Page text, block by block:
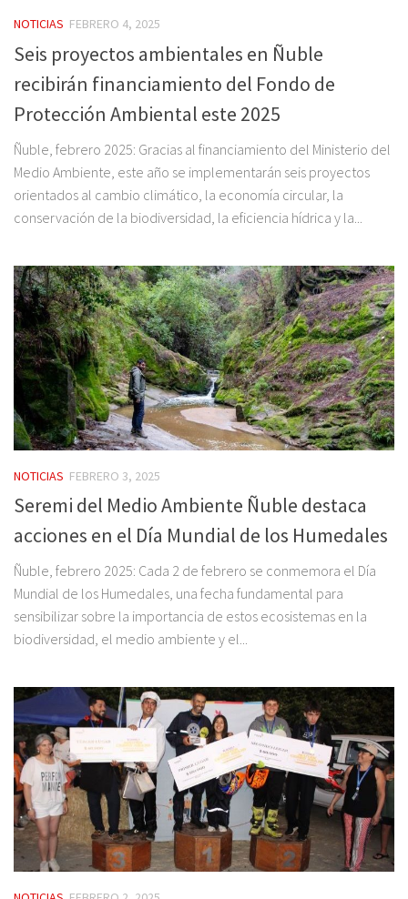
NOTICIAS FEBRERO 4, 2025
Seis proyectos ambientales en Ñuble
recibirán financiamiento del Fondo de
Protección Ambiental este 2025
Ñuble, febrero 2025: Gracias al financiamiento del Ministerio del
Medio Ambiente, este año se implementarán seis proyectos
orientados al cambio climático, la economía circular, la
conservación de la biodiversidad, la eficiencia hídrica y la...
NOTICIAS FEBRERO 3, 2025
Seremi del Medio Ambiente Ñuble destaca
acciones en el Día Mundial de los Humedales
Ñuble, febrero 2025: Cada 2 de febrero se conmemora el Día
Mundial de los Humedales, una fecha fundamental para
sensibilizar sobre la importancia de estos ecosistemas en la
biodiversidad, el medio ambiente y el...